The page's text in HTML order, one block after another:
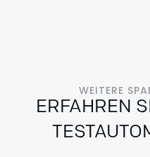
WEITERE
ERFAHREN